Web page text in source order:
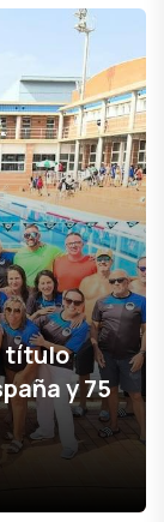
título
y 75